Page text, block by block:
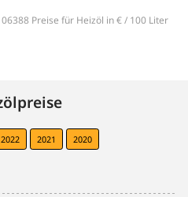
06388 Preise für Heizöl in € / 100 Liter
2022 2021
2020